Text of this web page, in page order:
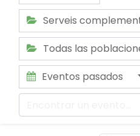
Serveis
Todas las
Eventos pasados